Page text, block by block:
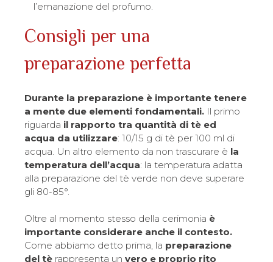
l’emanazione del profumo.
Consigli per una
preparazione perfetta
Durante la preparazione è importante tenere
a mente due elementi fondamentali. Il primo
riguarda il rapporto tra quantità di tè ed
acqua da utilizzare: 10/15 g di tè per 100 ml di
acqua. Un altro elemento da non trascurare è la
temperatura dell’acqua: la temperatura adatta
alla preparazione del tè verde non deve superare
gli 80-85°.
Oltre al momento stesso della cerimonia è
importante considerare anche il contesto.
Come abbiamo detto prima, la preparazione
del tè rappresenta un vero e proprio rito